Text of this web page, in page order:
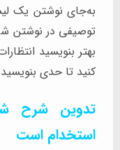
به‌جای نوشتن یک
توصیفی در نوشتن
بهتر بنویسید
کنید تا حدی
تدوین شرح
استخدام است